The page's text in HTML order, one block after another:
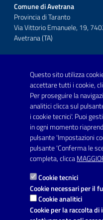
Questo sito utilizza
accettare tutti i cookie,
Per proseguire la
analitici clicca sul
i cookie tecnici'. Puoi
in ogni momento
pulsante 'Impostazioni
pulsante 'Conferma le
completa, clicca
Cookie tecnici
Cookie necessari per il
Cookie analitici
Cookie per la raccolta
Comune di Avetrana
Provincia di Taranto
Via Vittorio Emanuele, 19,
Avetrana (TA)
Telefono: 0999707766
Fax: 0999704336
Posta Elettronica Certificata:
Link utili
Informativa privacy
Dichiarazione di accessibilità
Note legali